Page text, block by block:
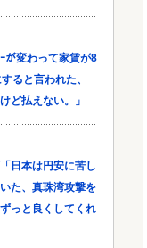
が変わって家賃が8
ると言われた、
ど払えない。」
日本は円安に苦し
た、真珠湾攻撃を
っと良くしてくれ